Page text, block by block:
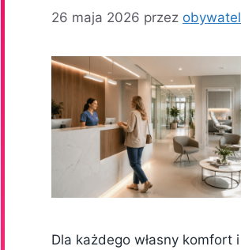
26 maja 2026 przez obywatel
Dla każdego własny komfort i